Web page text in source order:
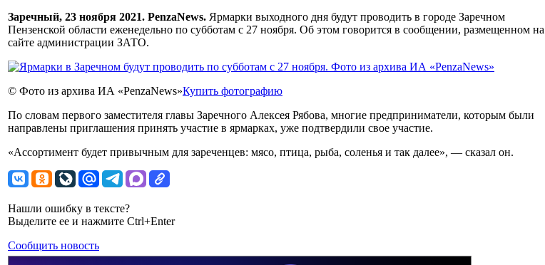
Заречный, 23 ноября 2021. PenzaNews. Ярмарки выходного дня будут проводить в городе Заречном
Пензенской области еженедельно по субботам с 27 ноября. Об этом говорится в сообщении, размещенном на
сайте администрации ЗАТО.
© Фото из архива ИА «PenzaNews»Купить фотографию
По словам первого заместителя главы Заречного Алексея Рябова, многие предприниматели, которым были
направлены приглашения принять участие в ярмарках, уже подтвердили свое участие.
«Ассортимент будет привычным для зареченцев: мясо, птица, рыба, соленья и так далее», — сказал он.
Нашли ошибку в тексте?
Выделите ее и нажмите Ctrl+Enter
Сообщить новость